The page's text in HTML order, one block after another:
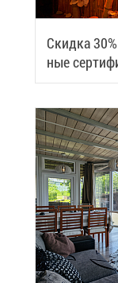
Скид­ка
ные
Samui